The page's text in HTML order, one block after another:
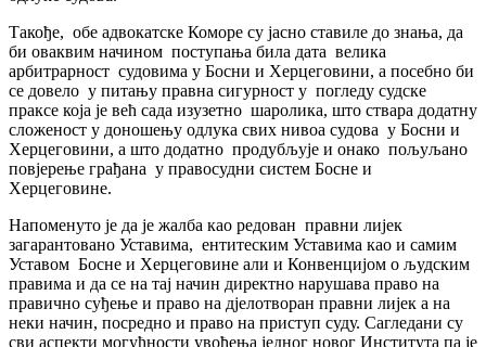
Такође, обе адвокатске Коморе су јасно ставиле до знања, да
би оваквим начином поступања била дата велика
арбитрарност судовима у Босни и Херцеговини, а посебно би
се довело у питању правна сигурност у погледу судске
праксе која је већ сада изузетно шаролика, што ствара додатну
сложеност у доношењу одлука свих нивоа судова у Босни и
Херцеговини, а што додатно продубљује и онако пољуљано
повјерење грађана у правосудни систем Босне и
Херцеговине.
Напоменуто је да је жалба као редован правни лијек
загарантовано Уставима, ентитеским Уставима као и самим
Уставом Босне и Херцеговине али и Конвенцијом о људским
правима и да се на тај начин директно нарушава право на
правично суђење и право на дјелотворан правни лијек а на
неки начин, посредно и право на приступ суду. Сагледани су
сви аспекти могућности увођења једног новог Института па је